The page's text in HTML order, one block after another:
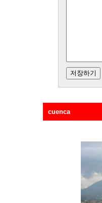
cuenca